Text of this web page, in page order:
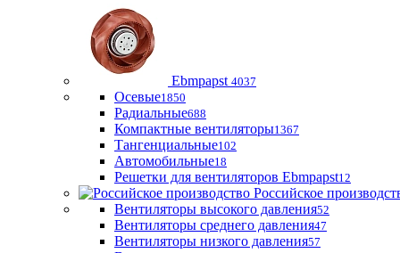
Ebmpapst 4037
Осевые1850
Радиальные688
Компактные вентиляторы1367
Тангенциальные102
Автомобильные18
Решетки для вентиляторов Ebmpapst12
Российское
Вентиляторы высокого давления52
Вентиляторы среднего давления47
Вентиляторы низкого давления57